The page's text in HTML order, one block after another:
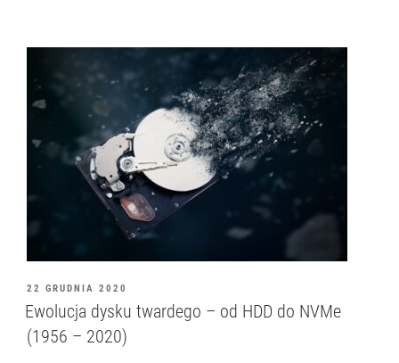
OPUBLIKOWANE
W
22 GRUDNIA 2020
Ewolucja dysku twardego – od HDD do NVMe
(1956 – 2020)